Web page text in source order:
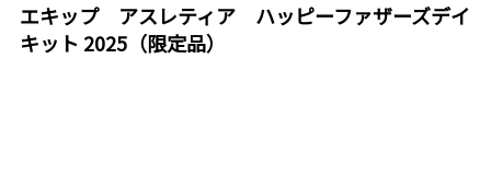
エキップ アスレティア ハッピーファザーズデイ
キット 2025（限定品）